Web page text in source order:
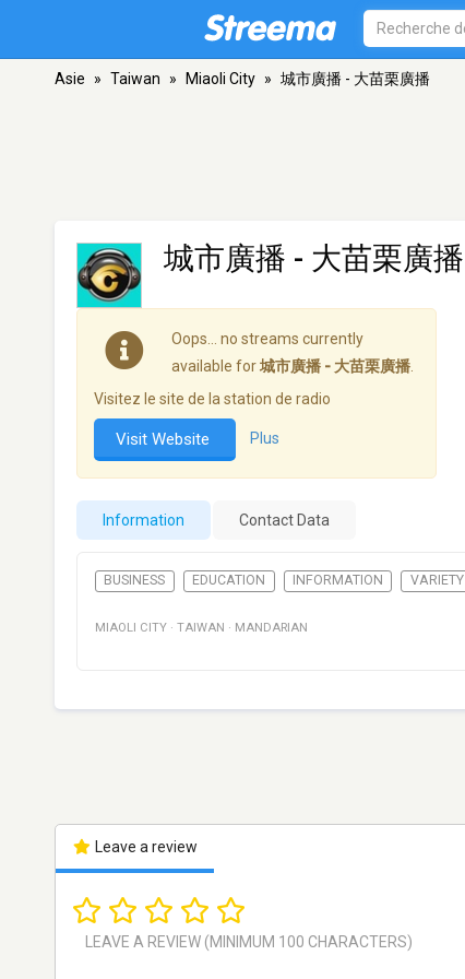
Asie » Taiwan » Miaoli City » 城市廣播 - 大苗栗廣播
城市廣播 - 大苗栗廣播
Oops… no streams currently
available for城市廣播 - 大苗栗廣播
Visitez le site de la station de radio
Visit Website Plus
Information Contact Data
BUSINESS EDUCATION INFORMATION VARIETY
MIAOLI CITY · TAIWAN · MANDARIAN
Leave a review